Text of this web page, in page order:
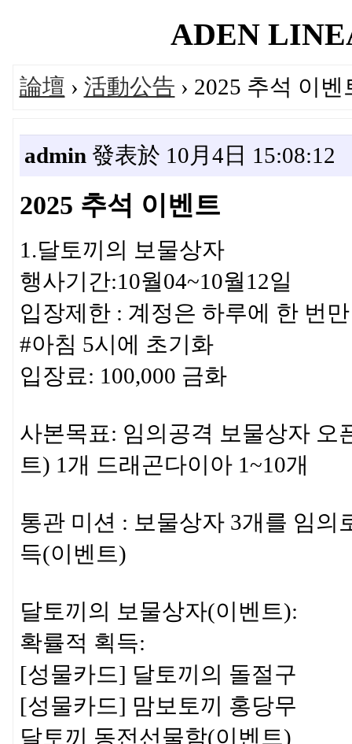
ADEN
論壇 › 活動公告 › 2025 추석 이벤
admin 發表於 10月4日 15:08:12
2025 추석 이벤트
1.달토끼의 보물상자
행사기간:10월04~10월12일
입장제한 : 계정은 하루에 한 번
#아침 5시에 초기화
입장료: 100,000 금화
사본목표: 임의공격 보물상자 오
트) 1개 드래곤다이아 1~10개
통관 미션 : 보물상자 3개를 임
득(이벤트)
달토끼의 보물상자(이벤트):
확률적 획득:
[성물카드] 달토끼의 돌절구
[성물카드] 맘보토끼 홍당무
달토끼 동전선물함(이벤트)